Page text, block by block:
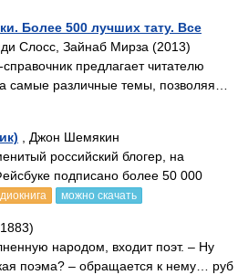
Более 500 лучших тату. Все
Слосс, Зайнаб Мирза (2013)
предлагает читателю
самые различные темы, позволяя…
, Джон Шемякин
российский блогер, на
подписано более 50 000
можно скачать
народом, входит поэт. – Ну
поэма? – обращается к нему… руб